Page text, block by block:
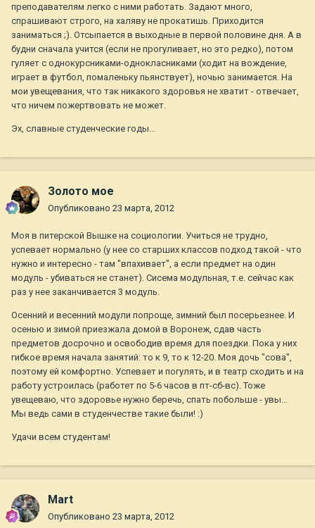
преподавателям легко с ними работать. Задают много,
спрашивают строго, на халяву не прокатишь. Приходится
заниматься ;). Отсыпается в выходные в первой половине дня. А в
будни сначала учится (если не прогуливает, но это редко), потом
гуляет с однокурсниками-однокласниками (ходит на вождение,
играет в футбол, помаленьку пьянствует), ночью занимается. На
мои увещевания, что так никакого здоровья не хватит - отвечает,
что ничем пожертвовать не может.
Эх, славные студенческие годы...
Золото мое
Опубликовано 23 марта, 2012
Моя в питерской Вышке на социологии. Учиться не трудно,
успевает нормально (у нее со старших классов подход такой - что
нужно и интересно - там "впахивает", а если предмет на один
модуль - убиваться не станет). Сисема модульная, т.е. сейчас как
раз у нее заканчивается 3 модуль.
Осенний и весенний модули попроще, зимний был посерьезнее. И
осенью и зимой приезжала домой в Воронеж, сдав часть
предметов досрочно и освободив время для поездки. Пока у них
гибкое время начала занятий: то к 9, то к 12-20. Моя дочь "сова",
поэтому ей комфортно. Успевает и погулять, и в театр сходить и на
работу устроилась (работет по 5-6 часов в пт-сб-вс). Тоже
увещеваю, что здоровье нужно беречь, спать побольше - увы...
Мы ведь сами в студенчестве такие были! :)
Удачи всем студентам!
Mart
Опубликовано 23 марта, 2012